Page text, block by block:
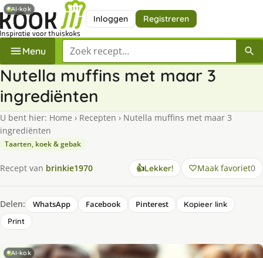
Inloggen Registreren
Menu Zoek een recept
Nutella muffins met maar 3
ingrediënten
U bent hier: Home › Recepten › Nutella muffins met maar 3
ingrediënten
Taarten, koek & gebak
Recept van brinkie1970 👍Lekker! Maak favoriet0
Delen: WhatsApp Facebook Pinterest
Kopieer link
Print
AI-kok
AI-kok